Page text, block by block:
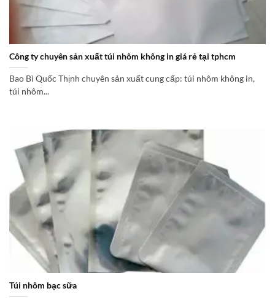
Công ty chuyên sản xuất túi nhôm không in giá rẻ tại tphcm
Bao Bì Quốc Thịnh chuyên sản xuất cung cấp: túi nhôm không in,
túi nhôm...
Túi nhôm bạc sữa